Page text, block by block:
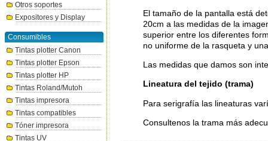
Otros soportes
Expositores y Display
Consumibles
Tintas plotter Canon
Tintas plotter Epson
Tintas plotter HP
Tintas Roland/Mutoh
Tintas impresora
Tintas compatibles
Tóner impresora
Tintas UV
El tamaño de la pantalla está
20cm a las medidas de la
superior entre los diferentes
no uniforme de la rasqueta y
Las medidas que damos son
Lineatura del tejido (trama)
Para serigrafía las lineaturas
Consultenos la trama más